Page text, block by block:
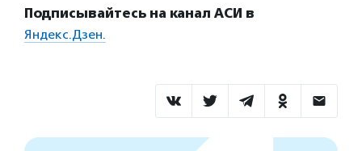
Подписывайтесь на канал АСИ в
Яндекс.Дзен.